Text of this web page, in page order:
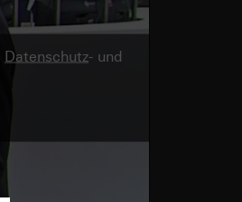
Datenschutz- und